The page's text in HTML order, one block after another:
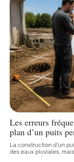
Les erreurs
plan d’un puits
La construction d'un
des eaux pluviales,